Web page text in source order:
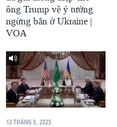
ông Trump về ý tưởng
ngừng bắn ở Ukraine |
VOA
13 THÁNG 3, 2025